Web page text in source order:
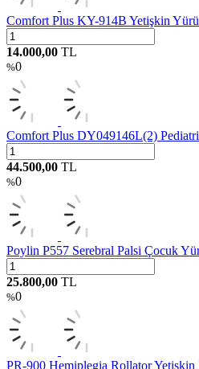
Comfort Plus KY-914B Yetişkin
14.000,00 TL
%0
Comfort Plus DY049146L(2)
44.500,00 TL
%0
Poylin P557 Serebral Palsi Çocuk
25.800,00 TL
%0
PR-900 Hemiplegia Rollator